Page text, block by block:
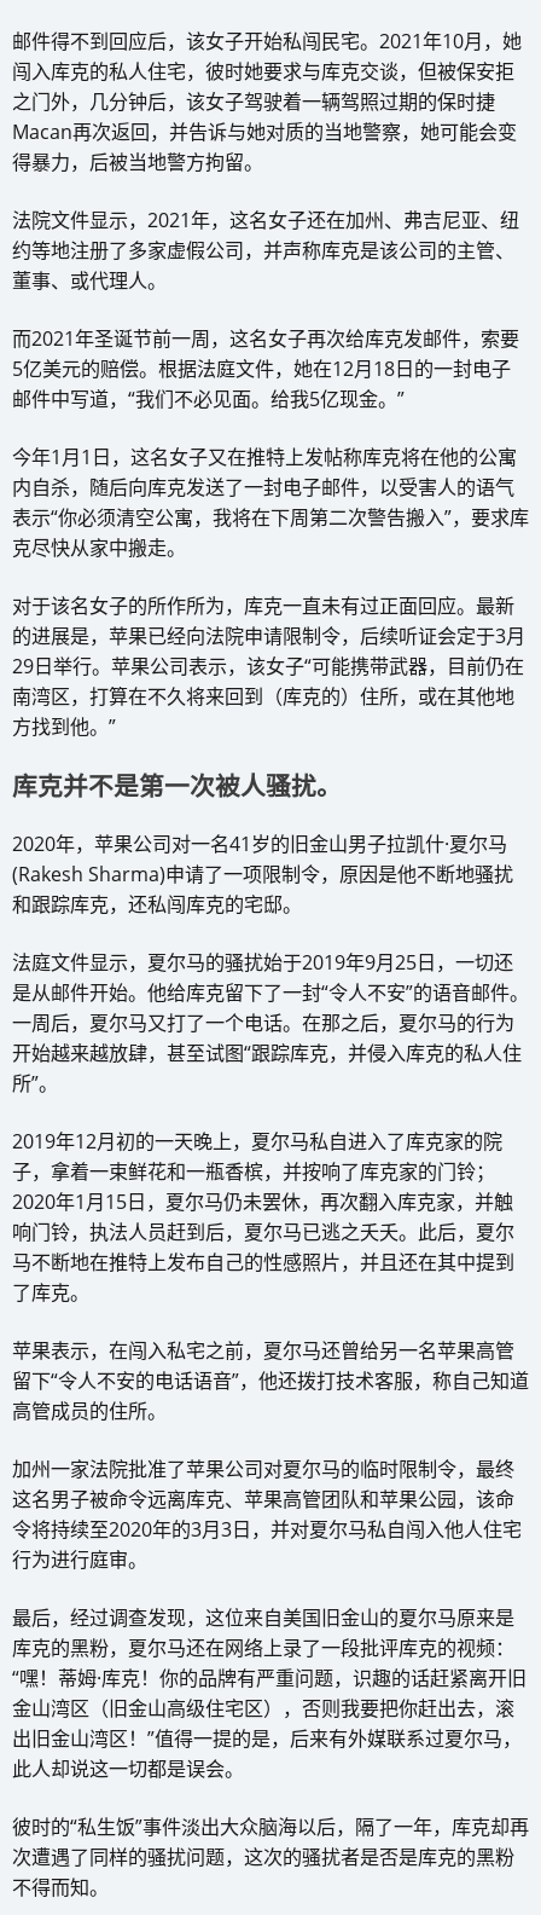
邮件得不到回应后，该女子开始私闯民宅。2021年10月，她
闯入库克的私人住宅，彼时她要求与库克交谈，但被保安拒
之门外，几分钟后，该女子驾驶着一辆驾照过期的保时捷
Macan再次返回，并告诉与她对质的当地警察，她可能会变
得暴力，后被当地警方拘留。
法院文件显示，2021年，这名女子还在加州、弗吉尼亚、纽
约等地注册了多家虚假公司，并声称库克是该公司的主管、
董事、或代理人。
而2021年圣诞节前一周，这名女子再次给库克发邮件，索要
5亿美元的赔偿。根据法庭文件，她在12月18日的一封电子
邮件中写道，“我们不必见面。给我5亿现金。”
今年1月1日，这名女子又在推特上发帖称库克将在他的公寓
内自杀，随后向库克发送了一封电子邮件，以受害人的语气
表示“你必须清空公寓，我将在下周第二次警告搬入”，要求库
克尽快从家中搬走。
对于该名女子的所作所为，库克一直未有过正面回应。最新
的进展是，苹果已经向法院申请限制令，后续听证会定于3月
29日举行。苹果公司表示，该女子“可能携带武器，目前仍在
南湾区，打算在不久将来回到（库克的）住所，或在其他地
方找到他。”
库克并不是第一次被人骚扰。
2020年，苹果公司对一名41岁的旧金山男子拉凯什·夏尔马
(Rakesh Sharma)申请了一项限制令，原因是他不断地骚扰
和跟踪库克，还私闯库克的宅邸。
法庭文件显示，夏尔马的骚扰始于2019年9月25日，一切还
是从邮件开始。他给库克留下了一封“令人不安”的语音邮件。
一周后，夏尔马又打了一个电话。在那之后，夏尔马的行为
开始越来越放肆，甚至试图“跟踪库克，并侵入库克的私人住
所”。
2019年12月初的一天晚上，夏尔马私自进入了库克家的院
子，拿着一束鲜花和一瓶香槟，并按响了库克家的门铃；
2020年1月15日，夏尔马仍未罢休，再次翻入库克家，并触
响门铃，执法人员赶到后，夏尔马已逃之夭夭。此后，夏尔
马不断地在推特上发布自己的性感照片，并且还在其中提到
了库克。
苹果表示，在闯入私宅之前，夏尔马还曾给另一名苹果高管
留下“令人不安的电话语音”，他还拨打技术客服，称自己知道
高管成员的住所。
加州一家法院批准了苹果公司对夏尔马的临时限制令，最终
这名男子被命令远离库克、苹果高管团队和苹果公园，该命
令将持续至2020年的3月3日，并对夏尔马私自闯入他人住宅
行为进行庭审。
最后，经过调查发现，这位来自美国旧金山的夏尔马原来是
库克的黑粉，夏尔马还在网络上录了一段批评库克的视频：
“嘿！蒂姆·库克！你的品牌有严重问题，识趣的话赶紧离开旧
金山湾区（旧金山高级住宅区），否则我要把你赶出去，滚
出旧金山湾区！”值得一提的是，后来有外媒联系过夏尔马，
此人却说这一切都是误会。
彼时的“私生饭”事件淡出大众脑海以后，隔了一年，库克却再
次遭遇了同样的骚扰问题，这次的骚扰者是否是库克的黑粉
不得而知。